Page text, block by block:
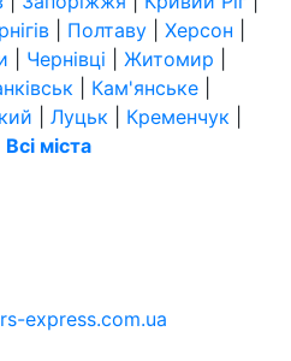
Полтаву Херсон
Чернівці Житомир
Кам'янське
Луцьк Кременчук
Всі міста
express.com.ua